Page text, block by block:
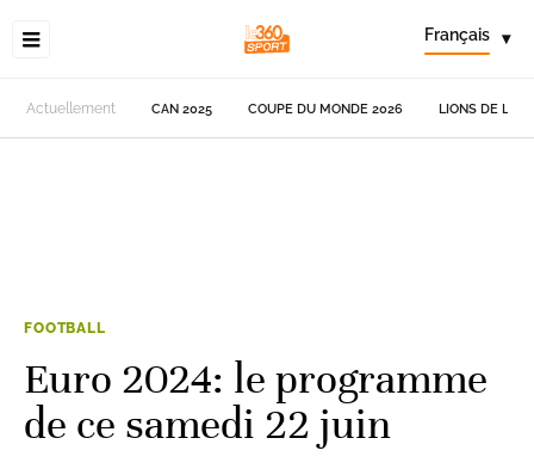
Français ▾
Actuellement CAN 2025 COUPE DU MONDE 2026 LIONS DE
FOOTBALL
Euro 2024: le programme
de ce samedi 22 juin